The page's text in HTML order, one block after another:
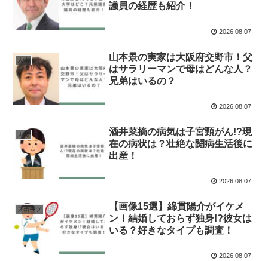
議員の経歴も紹介！
2026.08.07
人物
山本景の実家は大阪府交野市！父
はサラリーマンで母はどんな人？
兄弟はいるの？
2026.08.07
人物
酒井菜摘の病気は子宮頸がん!?現
在の病状は？壮絶な闘病生活後に
出産！
2026.08.07
スポーツ
【画像15選】綿貫陽介がイケメ
ン！結婚しておらず独身!?彼女は
いる？好きなタイプも調査！
2026.08.07